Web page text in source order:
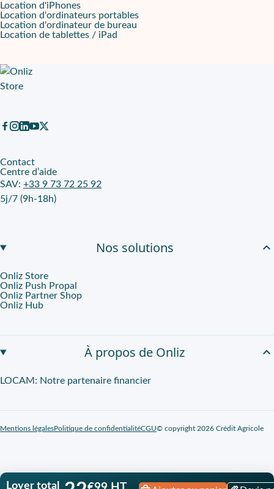
Loyer total
Location d'iPhones
Location d'ordinateurs portables
Location d'ordinateur de bureau
Location de tablettes / iPad
Contact
Centre d’aide
SAV: +33 9 73 72 25 92
5j/7 (9h-18h)
Nos solutions
Onliz Store
Onliz Push Propal
Onliz Partner Shop
Onliz Hub
À propos de Onliz
LOCAM: Notre partenaire financier
Mentions légalesPolitique de confidentialitéCGU© copyright 2026 Crédit Agricole